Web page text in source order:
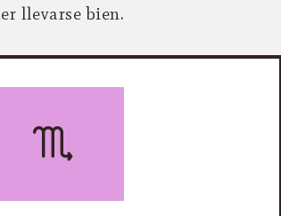
llevarse bien.